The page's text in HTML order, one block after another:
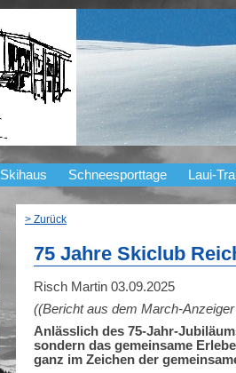
Skihaus Schneesporttage Laui-
> Zurück
75 Jahre Skiclub
Risch Martin 03.09.2025
((Bericht aus dem March-
Anlässlich des 75-Jahr-
sondern das gemeinsame
ganz im Zeichen der